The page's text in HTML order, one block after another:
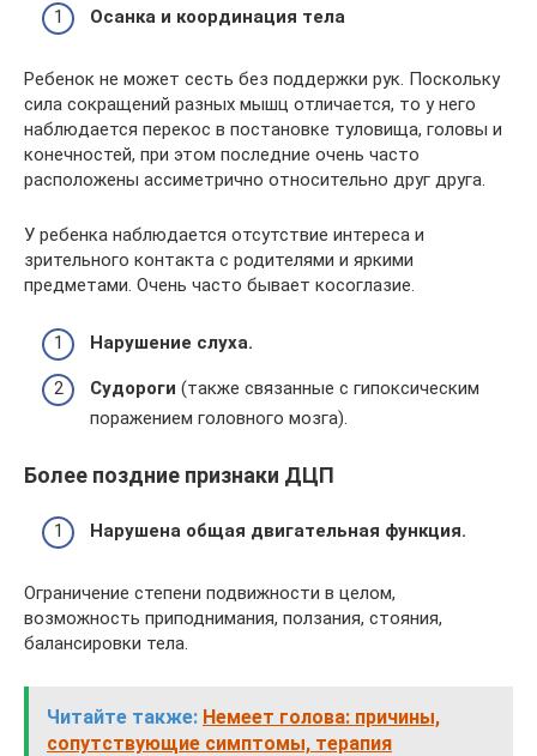
Осанка и координация тела
Ребенок не может сесть без поддержки рук. Поскольку
сила сокращений разных мышц отличается, то у него
наблюдается перекос в постановке туловища, головы и
конечностей, при этом последние очень часто
расположены ассиметрично относительно друг друга.
У ребенка наблюдается отсутствие интереса и
зрительного контакта с родителями и яркими
предметами. Очень часто бывает косоглазие.
Нарушение слуха.
Судороги (также связанные с гипоксическим
поражением головного мозга).
Более поздние признаки ДЦП
Нарушена общая двигательная функция.
Ограничение степени подвижности в целом,
возможность приподнимания, ползания, стояния,
балансировки тела.
Читайте также: Немеет голова: причины,
сопутствующие симптомы, терапия